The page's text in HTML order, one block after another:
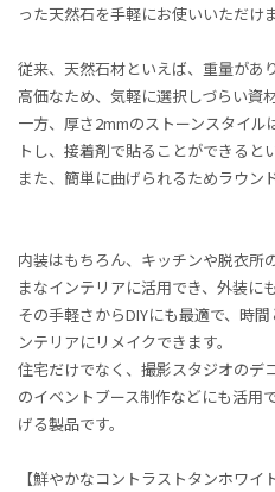
った天然石を手軽にお使いいただけま
従来、天然石材といえば、重量があ
高価なため、気軽に選択しづらい資
一方、厚さ2mmのストーンスタイ
トし、接着剤で貼ることができると
また、簡単に曲げられるためラウン
内装はもちろん、キッチンや脱衣所
まなインテリアに活用でき、外装に
その手軽さからDIYにも最適で、時
ンテリアにリメイクできます。
住宅だけでなく、撮影スタジオのデ
のイベントブース制作などにも活用
げる製品です。
【鮮やかなコントラストタンホワイト